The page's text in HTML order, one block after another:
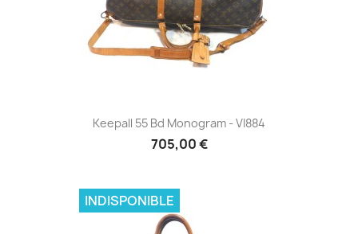
Keepall 55 Bd Monogram - VI884
705,00 €
INDISPONIBLE